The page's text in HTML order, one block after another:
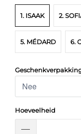
1. ISAAK 2.
5. MÉDARD 6.
Hoeveelheid